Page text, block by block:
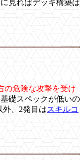
見ればデッキ構築は
の危険な攻撃を受け
礎スペックが低いの
外、2発目はスキルコ